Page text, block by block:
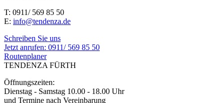
T: 0911/ 569 85 50
E: info@tendenza.de
Schreiben Sie uns
Jetzt anrufen: 0911/ 569 85 50
Routenplaner
TENDENZA FÜRTH
Öffnungszeiten:
Dienstag - Samstag 10.00 - 18.00 Uhr
und Termine nach Vereinbarung